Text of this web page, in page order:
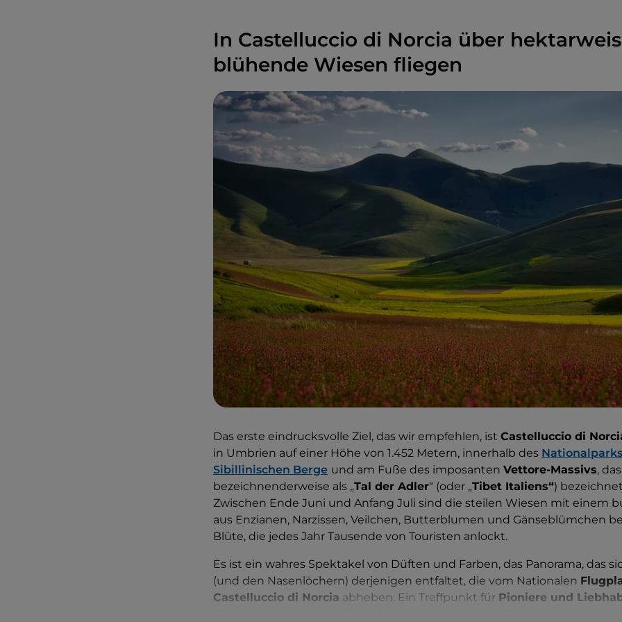
In Castelluccio di Norcia über
blühende Wiesen fliegen
Das erste eindrucksvolle Ziel, das wir empfehlen, ist Castelluccio di
in Umbrien auf einer Höhe von 1.452 Metern, innerhalb des
Sibillinischen Berge und am Fuße des imposanten Vettore-Massivs, das
bezeichnenderweise als „Tal der Adler“ (oder „Tibet Italiens“)
Zwischen Ende Juni und Anfang Juli sind die steilen Wiesen mit einem
aus Enzianen, Narzissen, Veilchen, Butterblumen und Gänseblümchen
Blüte, die jedes Jahr Tausende von Touristen anlockt.
Es ist ein wahres Spektakel von Düften und Farben, das Panorama, das
(und den Nasenlöchern) derjenigen entfaltet, die vom Nationalen
Castelluccio di Norcia abheben. Ein Treffpunkt für Pioniere und